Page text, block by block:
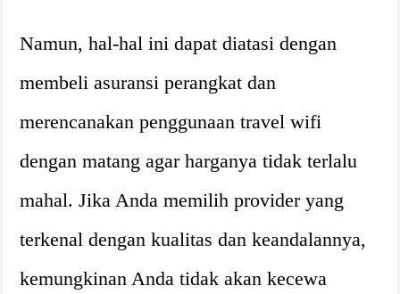
Namun, hal-hal ini dapat diatasi dengan
membeli asuransi perangkat dan
merencanakan penggunaan travel wifi
dengan matang agar harganya tidak terlalu
mahal. Jika Anda memilih provider yang
terkenal dengan kualitas dan keandalannya,
kemungkinan Anda tidak akan kecewa